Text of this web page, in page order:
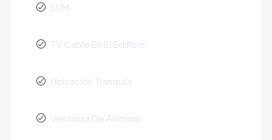
SUM
TV Cable En El Edificio
Ubicación Tranquila
Ventanas De Aluminio